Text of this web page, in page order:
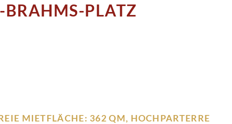
PLATZ
MIETFLÄCHE: 362 QM, HOCHPARTERRE